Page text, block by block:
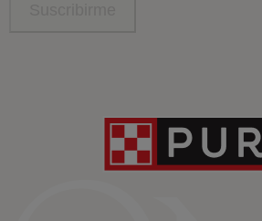
Contacta con Purina